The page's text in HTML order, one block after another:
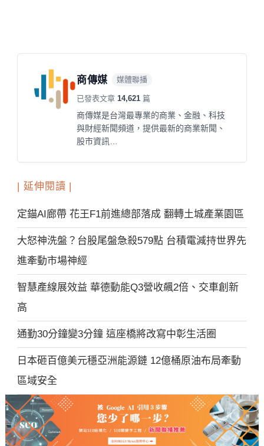
商傳媒 媒體聯播
已發表文章 14,621 篇
商傳媒是台灣最專業的商業、金融、科技
與財經新聞頻道，提供最新的商業新聞、
股市資訊…
| 延伸閱讀 |
定錨AI廊帶 花王F1前進總部落成 翻轉土城產業園區
大怒神洗盤？台股尾盤急殺579點 台積電減持世界先
進牽動市場神經
智慧產線展效益 華德動能Q3營收飆2倍、交車創新
高
通勤30分鐘變3分鐘 這座橋將改寫中彰生活圈
日本砸百億美元穩亞洲能源鏈 12億桶原油布局牽動
區域安全